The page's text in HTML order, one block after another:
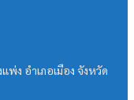
ง อำเภอเมือง จังหวัด